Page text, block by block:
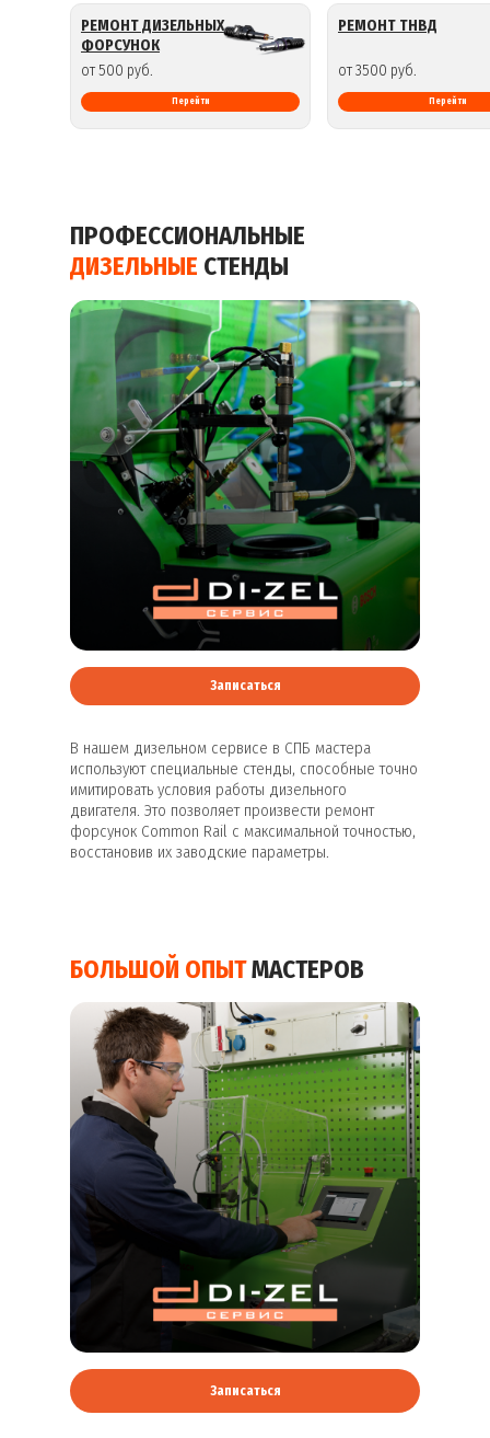
от 3500 руб.
РЕМОНТ ТНВД
Перейти
от 500 руб.
РЕМОНТ ДИЗЕЛЬНЫХ
ФОРСУНОК
Перейти
В нашем дизельном сервисе в СПБ мастера
используют специальные стенды, способные точно
имитировать условия работы дизельного
двигателя. Это позволяет произвести ремонт
форсунок Сommon Rail с максимальной точностью,
восстановив их заводские параметры.
ПРОФЕССИОНАЛЬНЫЕ
ДИЗЕЛЬНЫЕ СТЕНДЫ
Записаться
БОЛЬШОЙ ОПЫТМАСТЕРОВ
Записаться